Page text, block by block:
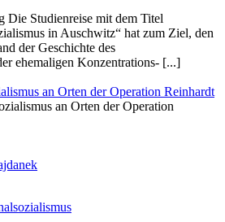
Die Studienreise mit dem Titel
in Auschwitz“ hat zum Ziel, den
der Geschichte des
ehemaligen Konzentrations- [...]
an Orten der Operation Reinhardt